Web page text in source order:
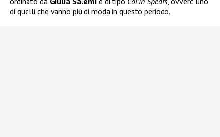
di quelli che vanno più di moda in questo periodo.